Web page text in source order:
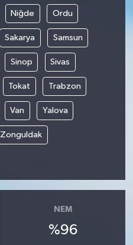
Niğde Ordu
Sakarya Samsun
Sinop Sivas
Tokat Trabzon
Van Yalova
Zonguldak
NEM
%96